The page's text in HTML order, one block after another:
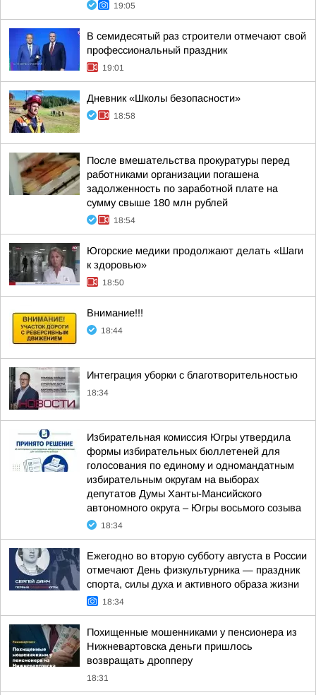
19:05
В семидесятый раз строители отмечают свой
профессиональный праздник
19:01
Дневник «Школы безопасности»
18:58
После вмешательства прокуратуры перед
работниками организации погашена
задолженность по заработной плате на
сумму свыше 180 млн рублей
18:54
Югорские медики продолжают делать «Шаги
к здоровью»
18:50
Внимание!!!
18:44
Интеграция уборки с благотворительностью
18:34
Избирательная комиссия Югры утвердила
формы избирательных бюллетеней для
голосования по единому и одномандатным
избирательным округам на выборах
депутатов Думы Ханты-Мансийского
автономного округа – Югры восьмого созыва
18:34
Ежегодно во вторую субботу августа в России
отмечают День физкультурника — праздник
спорта, силы духа и активного образа жизни
18:34
Похищенные мошенниками у пенсионера из
Нижневартовска деньги пришлось
возвращать дропперу
18:31